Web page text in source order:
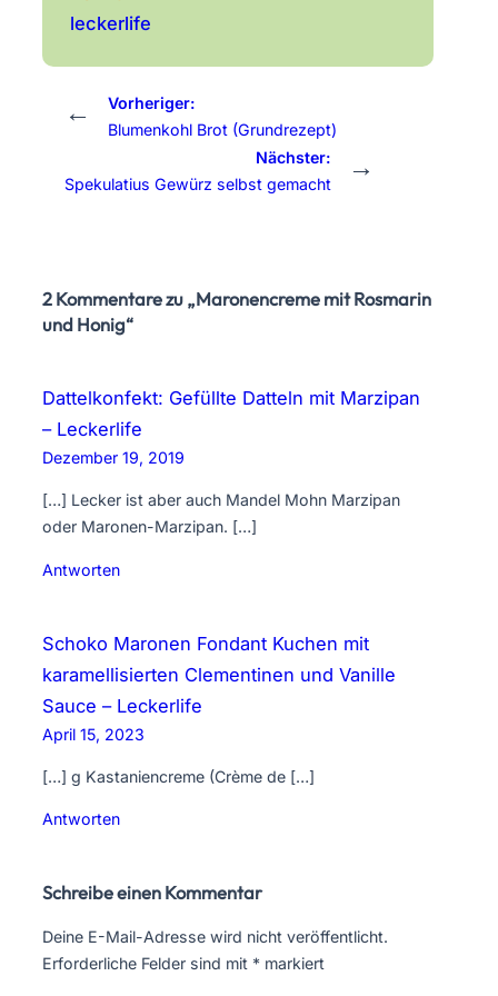
leckerlife
←
Vorheriger:
Blumenkohl Brot (Grundrezept)
Nächster:
Spekulatius Gewürz selbst gemacht
→
2 Kommentare zu „Maronencreme mit Rosmarin
und Honig“
Dattelkonfekt: Gefüllte Datteln mit Marzipan
– Leckerlife
Dezember 19, 2019
[…] Lecker ist aber auch Mandel Mohn Marzipan
oder Maronen-Marzipan. […]
Antworten
Schoko Maronen Fondant Kuchen mit
karamellisierten Clementinen und Vanille
Sauce – Leckerlife
April 15, 2023
[…] g Kastaniencreme (Crème de […]
Antworten
Schreibe einen Kommentar
Deine E-Mail-Adresse wird nicht veröffentlicht.
Erforderliche Felder sind mit * markiert